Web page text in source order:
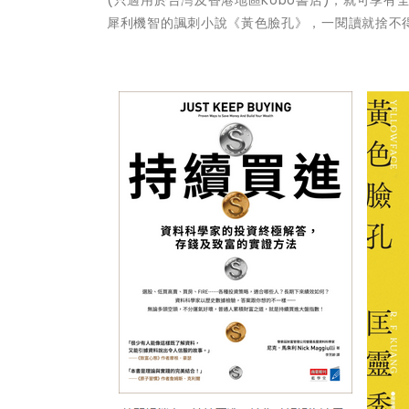
犀利機智的諷刺小說《黃色臉孔》，一閱讀就捨不